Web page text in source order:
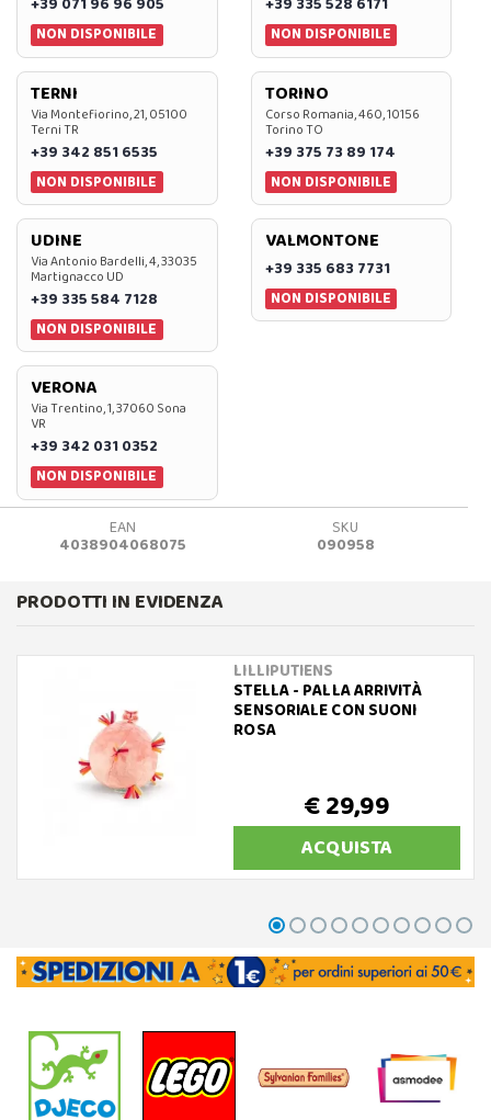
NON DISPONIBILE
NON DISPONIBILE
TERNI
Via Montefiorino, 21, 05100
Terni TR
+39 342 851 6535
NON DISPONIBILE
TORINO
Corso Romania, 460, 10156
Torino TO
+39 375 73 89 174
NON DISPONIBILE
UDINE
Via Antonio Bardelli, 4, 33035
Martignacco UD
+39 335 584 7128
NON DISPONIBILE
VALMONTONE
+39 335 683 7731
NON DISPONIBILE
VERONA
Via Trentino, 1, 37060 Sona
VR
+39 342 031 0352
NON DISPONIBILE
EAN
4038904068075
SKU
090958
PRODOTTI IN EVIDENZA
LILLIPUTIENS
STELLA - PALLA ARRIVITÀ
SENSORIALE CON SUONI
ROSA
€ 29,99
ACQUISTA